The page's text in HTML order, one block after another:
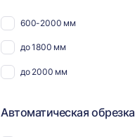
600-2000 мм
до 1800 мм
до 2000 мм
Автоматическая обрезка